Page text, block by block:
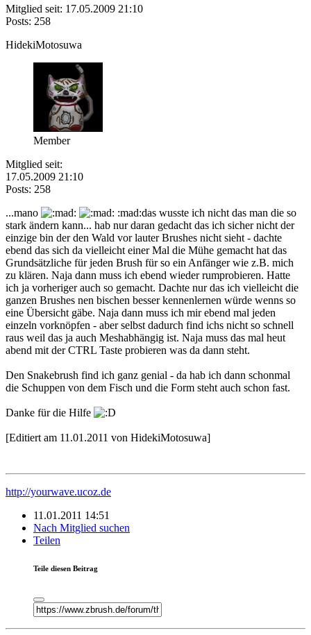
Mitglied seit: 17.05.2009 21:10
Posts: 258
HidekiMotosuwa
Member
Mitglied seit:
17.05.2009 21:10
Posts: 258
...mano
:mad:das wusste ich nicht das man die so
stark ändern kann... hab nur daran gedacht das ich sicher nicht der
einzige bin der den Wald vor lauter Brushes nicht sieht - dachte
ebend das sich da vielleicht einer Mal die Mühe gemacht hat das
Grundsätzliche für jeden Brush für so ein Anfänger wie z.B. mich
zu klären. Naja dann muss ich ebend wieder rumprobieren. Hatte
ich ja vorheriger auch so gemacht. Dachte nur das ich vielleicht die
ganzen Brushes nen bischen besser kennenlernen würde wenns so
eine Übersicht gäbe. Naja dann muss ich mir ebend mal jeden
einzeln vorknöpfen - aber selbst dadurch find ichs nicht so schnell
raus weil das ja auch Meshabhängig ist. Naja muss das mal heut
abend mit der CTRL Taste probieren was da dann steht.
Den Snakebrush find ich ganz genial - da hab ich dann schonmal
die Schuppen von dem Fisch und die Form steht auch schon fast.
Danke für die Hilfe
[Editiert am 11.01.2011 von HidekiMotosuwa]
http://yourwave.ucoz.de
11.01.2011 14:51
Nach Mitglied suchen
Teilen
Teile diesen Beitrag